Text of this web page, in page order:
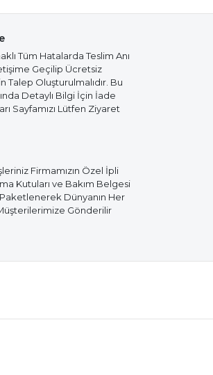
Tüm Hatalarda Teslim Anı
Geçilip Ücretsiz
Talep Oluşturulmalıdır. Bu
Detaylı Bilgi İçin İade
Sayfamızı Lütfen Ziyaret
Firmamızın Özel İpli
Kutuları ve Bakım Belgesi
Dünyanın Her
Gönderilir